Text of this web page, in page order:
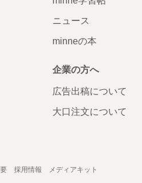
ニュース
minneの本
企業の方へ
広告出稿について
大口注文について
採用情報 メディアキット